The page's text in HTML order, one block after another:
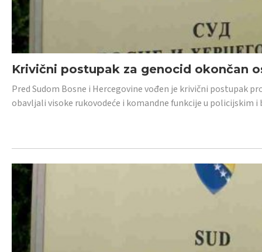
Krivični postupak za genocid okončan
Pred Sudom Bosne i Hercegovine vođen je krivični postupak
obavljali visoke rukovodeće i komandne funkcije u policijskim